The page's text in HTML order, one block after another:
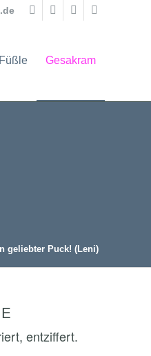
Gesakram
geliebter Puck! (Leni)
entziffert.